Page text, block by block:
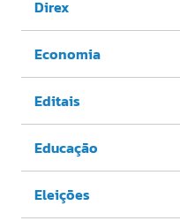
Direx
Economia
Editais
Educação
Eleições